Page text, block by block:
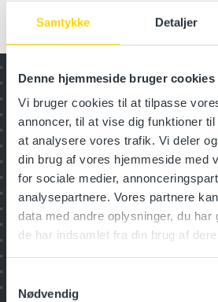
Samtykke Detaljer
Denne hjemmeside bruger cookies
Vi bruger cookies til at tilpasse
annoncer, til at vise dig funktioner
at analysere vores trafik. Vi deler
din brug af vores hjemmeside med
for sociale medier,
analysepartnere. Vores partnere
data med andre oplysninger, du har
de har indsamlet fra din brug af
Nødvendig
Har du ikke fundet
ledte efter?
Se andre kursuskategorier
Digitalisering
Inspiration